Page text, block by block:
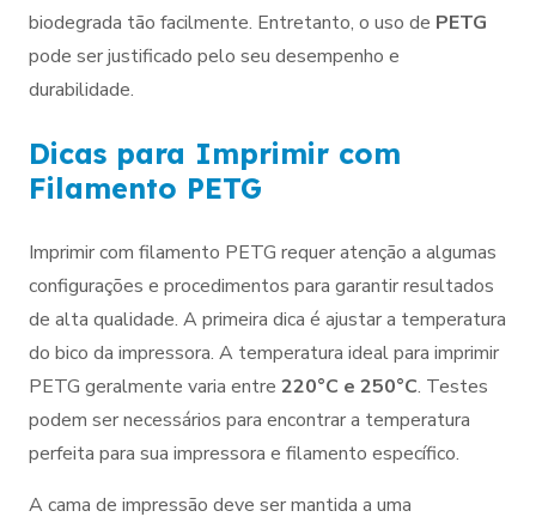
biodegrada tão facilmente. Entretanto, o uso de PETG
pode ser justificado pelo seu desempenho e
durabilidade.
Dicas para Imprimir com
Filamento PETG
Imprimir com filamento PETG requer atenção a algumas
configurações e procedimentos para garantir resultados
de alta qualidade. A primeira dica é ajustar a temperatura
do bico da impressora. A temperatura ideal para imprimir
PETG geralmente varia entre 220°C e 250°C. Testes
podem ser necessários para encontrar a temperatura
perfeita para sua impressora e filamento específico.
A cama de impressão deve ser mantida a uma